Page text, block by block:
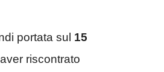
portata sul 15
riscontrato